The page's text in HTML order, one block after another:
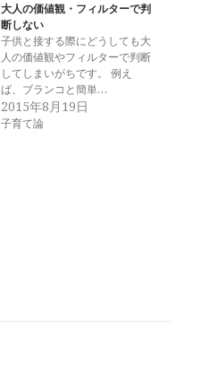
大人の価値観・フィルターで判
断しない
子供と接する際にどうしても大
人の価値観やフィルターで判断
してしまいがちです。 例え
ば、ブランコと簡単…
2015年8月19日
子育て論